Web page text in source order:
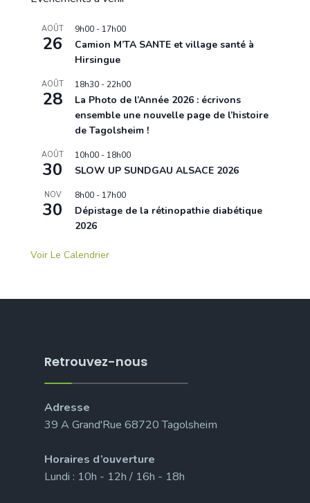
AOÛT
26
9h00 - 17h00
Camion M’TA SANTE et village santé à
Hirsingue
AOÛT
28
18h30 -22h00
La Photo de l’Année 2026 : écrivons
ensemble une nouvelle page de l’histoire
de Tagolsheim !
AOÛT
30
10h00 - 18h00
SLOW UP SUNDGAU ALSACE 2026
NOV
30
8h00 - 17h00
Dépistage de la rétinopathie diabétique
2026
Voir Le Calendrier
Retrouvez-nous
Adresse
39 A Grand'Rue 68720 Tagolsheim
Horaires d’ouverture
Lundi : 10h - 12h / 16h - 18h